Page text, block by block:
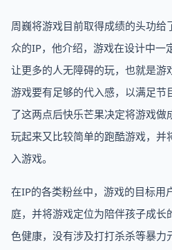
周巍将游戏目前取得成绩的头功给
众的IP，他介绍，游戏在设计中一
让更多的人无障碍的玩，也就是游
游戏要有足够的代入感，以满足节
了这两点后快乐芒果决定将游戏做
玩起来又比较简单的跑酷游戏，并
入游戏。
在IP的各类粉丝中，游戏的目标用
庭，并将游戏定位为陪伴孩子成长
色健康，没有涉及打打杀杀等暴力